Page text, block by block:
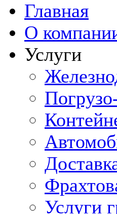
Главная
О
Услуги
Услуги